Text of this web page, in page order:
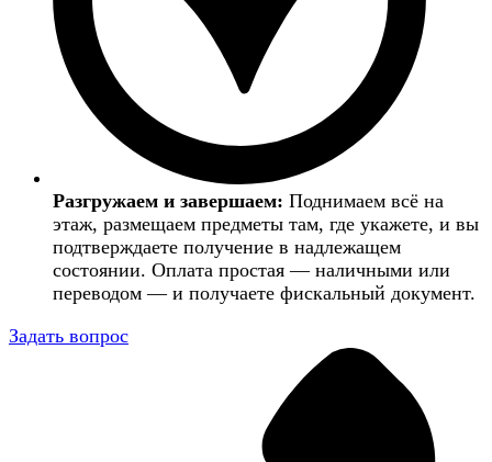
Разгружаем и завершаем: Поднимаем всё на
этаж, размещаем предметы там, где укажете, и вы
подтверждаете получение в надлежащем
состоянии. Оплата простая — наличными или
переводом — и получаете фискальный документ.
Задать вопрос